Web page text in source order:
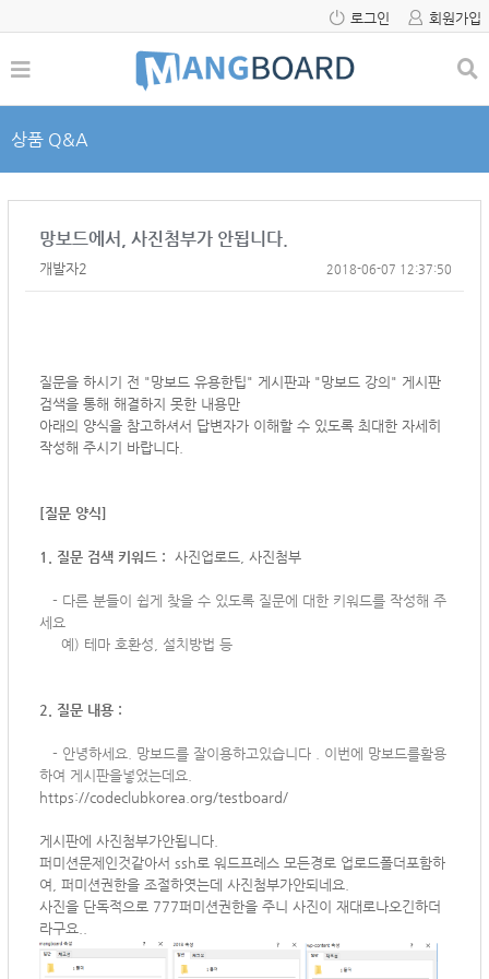
로그인 회원가입
상품 Q&A
망보드에서, 사진첨부가 안됩니다.
개발자2 2018-06-07 12:37:50
질문을 하시기 전 "망보드 유용한팁" 게시판과 "망보드 강의" 게시판
검색을 통해 해결하지 못한 내용만
아래의 양식을 참고하셔서 답변자가 이해할 수 있도록 최대한 자세히
작성해 주시기 바랍니다.
[질문 양식]
1. 질문 검색 키워드 : 사진업로드, 사진첨부
- 다른 분들이 쉽게 찾을 수 있도록 질문에 대한 키워드를 작성해 주
세요
예) 테마 호환성, 설치방법 등
2. 질문 내용 :
- 안녕하세요. 망보드를 잘이용하고있습니다 . 이번에 망보드를활용
하여 게시판을넣었는데요.
https://codeclubkorea.org/testboard/
게시판에 사진첨부가안됩니다.
퍼미션문제인것같아서 ssh로 워드프레스 모든경로 업로드폴더포함하
여, 퍼미션권한을 조절하엿는데 사진첨부가안되네요.
사진을 단독적으로 777퍼미션권한을 주니 사진이 재대로나오긴하더
라구요..